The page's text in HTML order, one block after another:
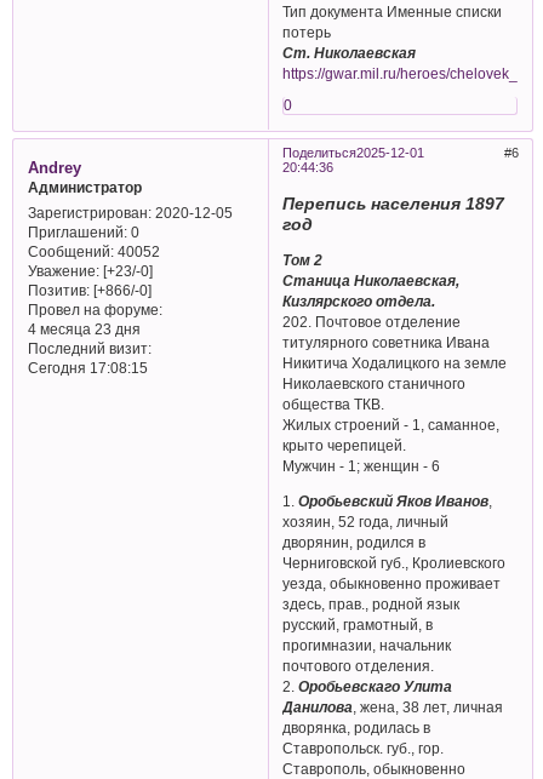
Тип документа Именные списки
потерь
Ст. Николаевская
https://gwar.mil.ru/heroes/
0
Поделиться 6
2025-12-01
20:44:36
Andrey
Администратор
Зарегистрирован: 2020-12-05
Приглашений:0
Сообщений:40052
Уважение: [+23/-0]
Позитив: [+866/-0]
Провел на форуме:
4 месяца 23 дня
Последний визит:
Сегодня 17:08:15
Перепись населения 1897
год
Том 2
Станица Николаевская,
Кизлярского отдела.
202. Почтовое отделение
титулярного советника Ивана
Никитича Ходалицкого на земле
Николаевского станичного
общества ТКВ.
Жилых строений - 1, саманное,
крыто черепицей.
Мужчин - 1; женщин - 6
1.Оробьевский Яков Иванов
хозяин, 52 года, личный
дворянин, родился в
Черниговской губ., Кролиевского
уезда, обыкновенно проживает
здесь, прав., родной язык
русский, грамотный, в
прогимназии, начальник
почтового отделения.
2.Оробьевскаго Улита
Данилова , жена, 38 лет, личная
дворянка, родилась в
Ставропольск. губ., гор.
Ставрополь, обыкновенно